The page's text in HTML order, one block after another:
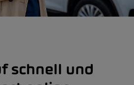
schnell und